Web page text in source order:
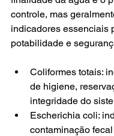
controle, mas
indicadores essenciais
potabilidade e
Coliformes totais:
de higiene,
integridade do
Escherichia coli:
contaminação